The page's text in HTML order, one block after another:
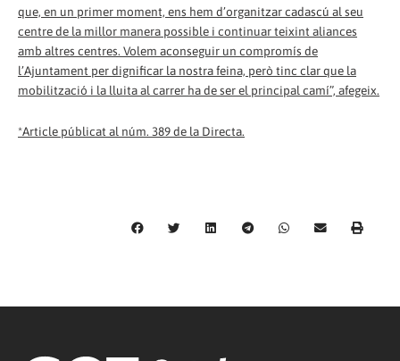
que, en un primer moment, ens hem d’organitzar cadascú al seu
centre de la millor manera possible i continuar teixint aliances
amb altres centres. Volem aconseguir un compromís de
l’Ajuntament per dignificar la nostra feina, però tinc clar que la
mobilització i la lluita al carrer ha de ser el principal camí”, afegeix.
*Article públicat al núm. 389 de la Directa.